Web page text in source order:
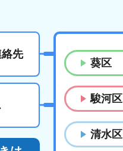
先
葵区
駿河区
清水区